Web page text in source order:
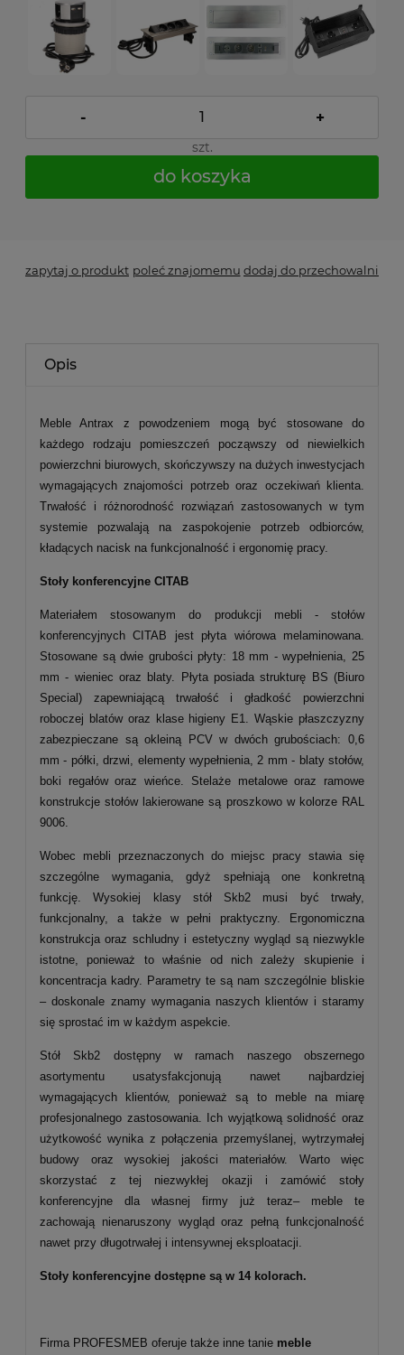
- +
szt.
do koszyka
zapytaj o produkt poleć znajomemu dodaj do przechowalni
Opis
Meble Antrax z powodzeniem mogą być stosowane do
każdego rodzaju pomieszczeń począwszy od niewielkich
powierzchni biurowych, skończywszy na dużych inwestycjach
wymagających znajomości potrzeb oraz oczekiwań klienta.
Trwałość i różnorodność rozwiązań zastosowanych w tym
systemie pozwalają na zaspokojenie potrzeb odbiorców,
kładących nacisk na funkcjonalność i ergonomię pracy.
Stoły konferencyjne CITAB
Materiałem stosowanym do produkcji mebli - stołów
konferencyjnych CITAB jest płyta wiórowa melaminowana.
Stosowane są dwie grubości płyty: 18 mm - wypełnienia, 25
mm - wieniec oraz blaty. Płyta posiada strukturę BS (Biuro
Special) zapewniającą trwałość i gładkość powierzchni
roboczej blatów oraz klase higieny E1. Wąskie płaszczyzny
zabezpieczane są okleiną PCV w dwóch grubościach: 0,6
mm - półki, drzwi, elementy wypełnienia, 2 mm - blaty stołów,
boki regałów oraz wieńce. Stelaże metalowe oraz ramowe
konstrukcje stołów lakierowane są proszkowo w kolorze RAL
9006.
Wobec mebli przeznaczonych do miejsc pracy stawia się
szczególne wymagania, gdyż spełniają one konkretną
funkcję. Wysokiej klasy stół Skb2 musi być trwały,
funkcjonalny, a także w pełni praktyczny. Ergonomiczna
konstrukcja oraz schludny i estetyczny wygląd są niezwykle
istotne, ponieważ to właśnie od nich zależy skupienie i
koncentracja kadry. Parametry te są nam szczególnie bliskie
– doskonale znamy wymagania naszych klientów i staramy
się sprostać im w każdym aspekcie.
Stół Skb2 dostępny w ramach naszego obszernego
asortymentu usatysfakcjonują nawet najbardziej
wymagających klientów, ponieważ są to meble na miarę
profesjonalnego zastosowania. Ich wyjątkową solidność oraz
użytkowość wynika z połączenia przemyślanej, wytrzymałej
budowy oraz wysokiej jakości materiałów. Warto więc
skorzystać z tej niezwykłej okazji i zamówić stoły
konferencyjne dla własnej firmy już teraz– meble te
zachowają nienaruszony wygląd oraz pełną funkcjonalność
nawet przy długotrwałej i intensywnej eksploatacji.
Stoły konferencyjne dostępne są w 14 kolorach.
Firma PROFESMEB oferuje także inne tanie meble